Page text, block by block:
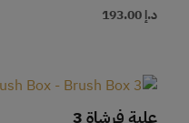
د.إ
علبة فرشاة 3